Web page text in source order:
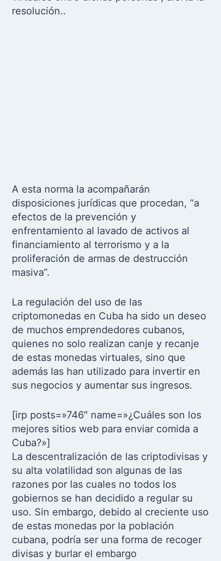
resolución..
A esta norma la acompañarán
disposiciones jurídicas que procedan, “a
efectos de la prevención y
enfrentamiento al lavado de activos al
financiamiento al terrorismo y a la
proliferación de armas de destrucción
masiva”.
La regulación del uso de las
criptomonedas en Cuba ha sido un deseo
de muchos emprendedores cubanos,
quienes no solo realizan canje y recanje
de estas monedas virtuales, sino que
además las han utilizado para invertir en
sus negocios y aumentar sus ingresos.
[irp posts=»746″ name=»¿Cuáles son los
mejores sitios web para enviar comida a
Cuba?»]
La descentralización de las criptodivisas y
su alta volatilidad son algunas de las
razones por las cuales no todos los
gobiernos se han decidido a regular su
uso. Sin embargo, debido al creciente uso
de estas monedas por la población
cubana, podría ser una forma de recoger
divisas y burlar el embargo